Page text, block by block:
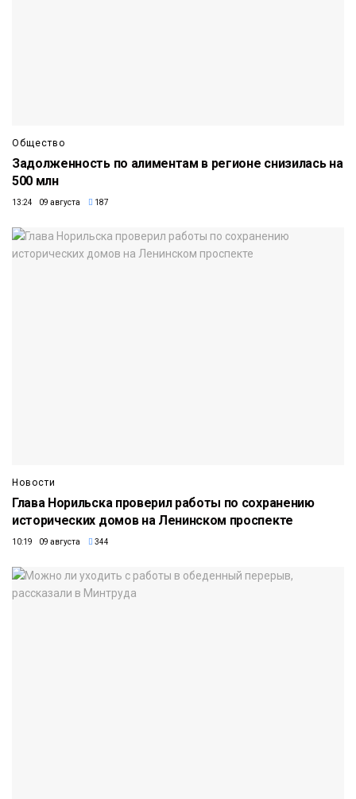
Общество
Задолженность по алиментам в регионе снизилась на
500 млн
13:24 09 августа 187
Новости
Глава Норильска проверил работы по сохранению
исторических домов на Ленинском проспекте
10:19 09 августа 344